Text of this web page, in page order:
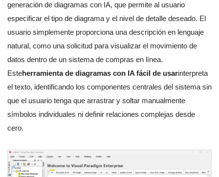
generación de diagramas con IA, que permite al usuario
especificar el tipo de diagrama y el nivel de detalle deseado. El
usuario simplemente proporciona una descripción en lenguaje
natural, como una solicitud para visualizar el movimiento de
datos dentro de un sistema de compras en línea.
Esteherramienta de diagramas con IA fácil de usarinterpreta
el texto, identificando los componentes centrales del sistema sin
que el usuario tenga que arrastrar y soltar manualmente
símbolos individuales ni definir relaciones complejas desde
cero.